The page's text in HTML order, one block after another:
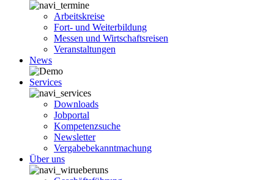
Arbeitskreise
Fort- und Weiterbildung
Messen und Wirtschaftsreisen
Veranstaltungen
News
Services
Downloads
Jobportal
Kompetenzsuche
Newsletter
Vergabebekanntmachung
Über uns